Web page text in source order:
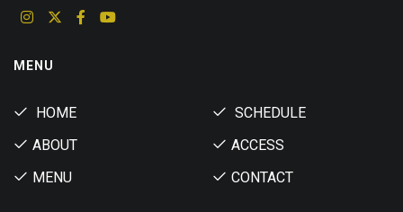
MENU
HOME
SCHEDULE
ABOUT
ACCESS
MENU
CONTACT